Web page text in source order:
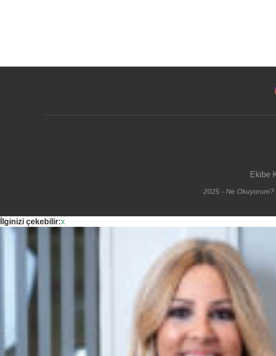
Ekibe
2025 - Ne Okuyorum?
İlginizi çekebilir:x